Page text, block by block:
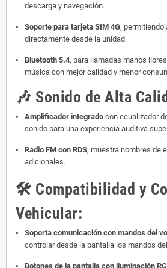
descarga y navegación.
Soporte para tarjeta SIM 4G, permitiendo
directamente desde la unidad.
Bluetooth 5.4, para llamadas manos
música con mejor calidad y menor
🎶 Sonido de Alta
Amplificador integrado con ecualizador
sonido para una experiencia auditiva
Radio FM con RDS, muestra nombres de
adicionales.
🛠️ Compatibilidad y
Vehicular:
Soporta comunicación con mandos del
controlar desde la pantalla los mandos
Botones de la pantalla con iluminación